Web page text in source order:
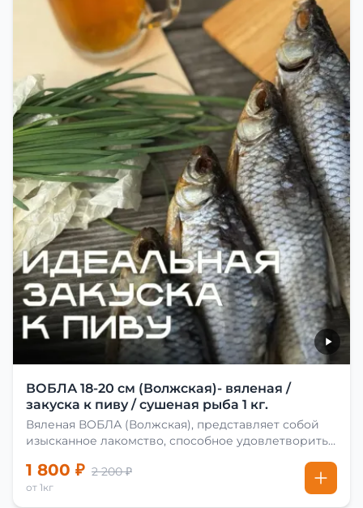
ВОБЛА 18-20 см (Волжская)- вяленая /
закуска к пиву / сушеная рыба 1 кг.
Вяленая ВОБЛА (Волжская), представляет собой
изысканное лакомство, способное удовлетворить
сделать вяленую воблу, её сначала хорошо солят.
Для этого используют старые рецепты и
1 800 ₽ 2 200 ₽
от 1кг